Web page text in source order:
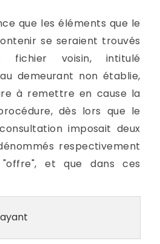
que les éléments que le
se seraient trouvés
voisin, intitulé
demeurant non établie,
à remettre en cause la
dès lors que le
imposait deux
respectivement
et que dans ces